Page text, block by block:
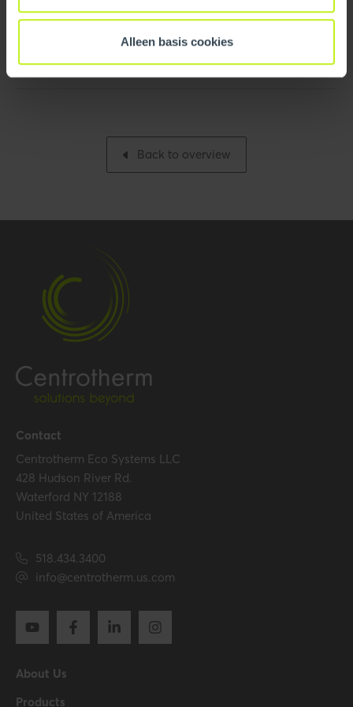
Alleen basis cookies
Logistical
3917400090
Packaging / Trade
74 mm / 2.9 inch
Packaging / Trade width
Temperature resistance
(max.)
Certification
Certificates (US/CAN)
Quick Guide - InnoFlue
Back to overview
Contact
Centrotherm Eco Systems LLC
428 Hudson River Rd.
Waterford NY 12188
United States of America
518.434.3400
info@centrotherm.us.com
About Us
Products